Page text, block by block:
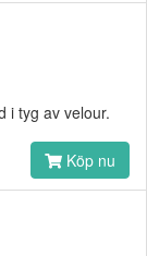
i tyg av velour.
Köp nu